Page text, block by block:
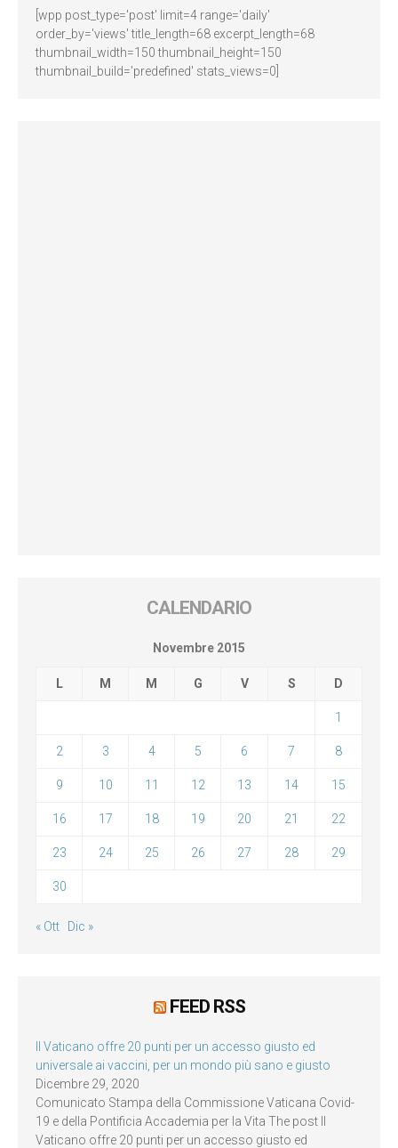
[wpp post_type='post' limit=4 range='daily'
order_by='views' title_length=68 excerpt_length=68
thumbnail_width=150 thumbnail_height=150
thumbnail_build='predefined' stats_views=0]
CALENDARIO
Novembre 2015
L M M G V S D
1
2 3 4 5 6 7 8
9 10 11 12 13 14 15
16 17 18 19 20 21 22
23 24 25 26 27 28 29
30
« Ott Dic »
FEED RSS
Il Vaticano offre 20 punti per un accesso giusto ed
universale ai vaccini, per un mondo più sano e giusto
Dicembre 29, 2020
Comunicato Stampa della Commissione Vaticana Covid-
19 e della Pontificia Accademia per la Vita The post Il
Vaticano offre 20 punti per un accesso giusto ed